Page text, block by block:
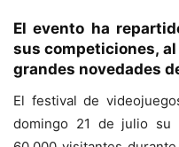
El evento ha
sus competiciones,
grandes novedades
El festival de
domingo 21 de julio su